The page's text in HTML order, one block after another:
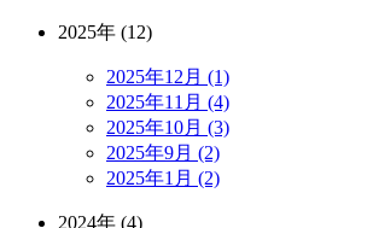
2025年 (12)
2025年12月 (1)
2025年11月 (4)
2025年10月 (3)
2025年9月 (2)
2025年1月 (2)
2024年 (4)